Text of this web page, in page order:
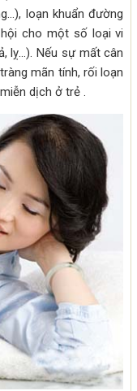
loạn khuẩn đường
cho một số loại vi
lỵ…). Nếu sự mất cân
mãn tính, rối loạn
dịch ở trẻ .